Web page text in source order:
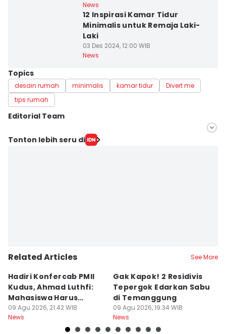
News
12 Inspirasi Kamar Tidur
Minimalis untuk Remaja Laki-
Laki
03 Des 2024, 12:00 WIB
News
Topics
desain rumah minimalis kamar tidur
Divert me
tips rumah
Editorial Team
Editor
Tonton lebih seru di
Related Articles See More
Hadiri Konfercab PMII
Kudus, Ahmad Luthfi:
Mahasiswa Harus
Konstruktif
09 Agu 2026, 21:42 WIB
News
Gak Kapok! 2 Residivis
Tepergok Edarkan Sabu
di Temanggung
09 Agu 2026, 19:34 WIB
News